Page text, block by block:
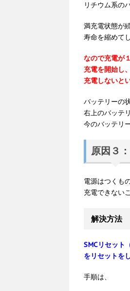
リチウム系の
満充電状態が
寿命を縮めて
なので充電が
充電を開始し
充電しないと
バッテリーの
右上のバッテ
今のバッテリ
原因３
電源はつくも
充電できない
解決方法
SMCリセット
をリセットを
手順は、